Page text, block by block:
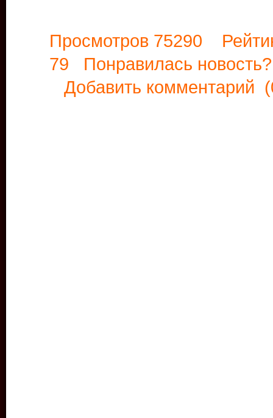
Просмотров 75290
79 Понравилась
Добавить комментарий